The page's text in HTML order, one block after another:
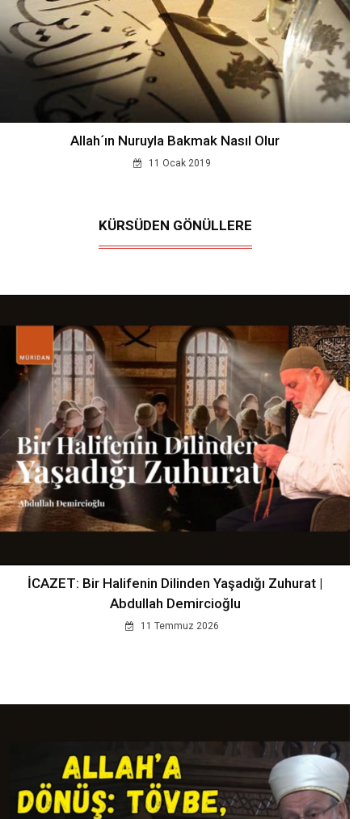
Allah´ın Nuruyla Bakmak Nasıl Olur
11 Ocak 2019
KÜRSÜDEN GÖNÜLLERE
İCAZET: Bir Halifenin Dilinden Yaşadığı Zuhurat |
Abdullah Demircioğlu
11 Temmuz 2026